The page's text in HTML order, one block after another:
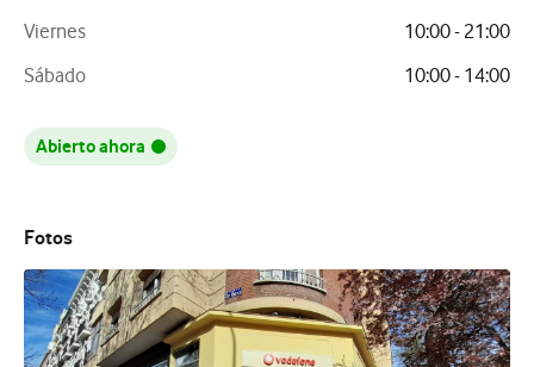
Viernes
10:00 - 21:00
Sábado
10:00 - 14:00
Abierto ahora
Fotos